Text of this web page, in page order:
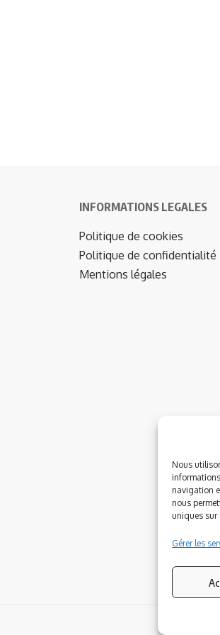
Nous
navigation
nous
uniques sur
Gérer les
INFORMATIONS LEGALES
Politique de cookies
Politique de confidentialité
Mentions légales